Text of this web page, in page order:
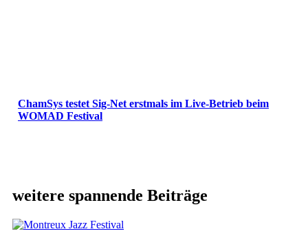
ChamSys testet Sig-Net erstmals im Live-Betrieb beim
WOMAD Festival
weitere spannende Beiträge